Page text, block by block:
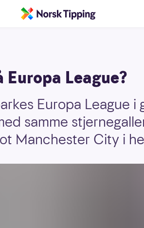
League?
Europa League i
samme
Manchester City i